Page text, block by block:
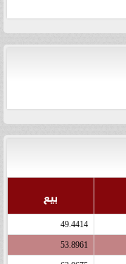
بيع
49.4414
53.8961